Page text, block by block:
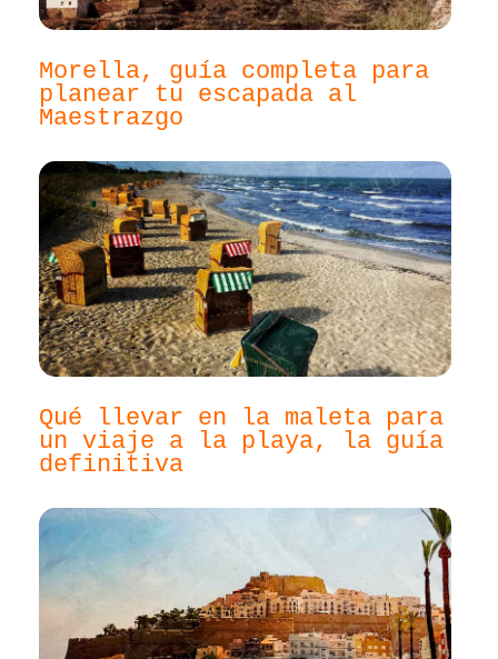
Morella, guía completa para
planear tu escapada al
Maestrazgo
Qué llevar en la maleta para
un viaje a la playa, la guía
definitiva